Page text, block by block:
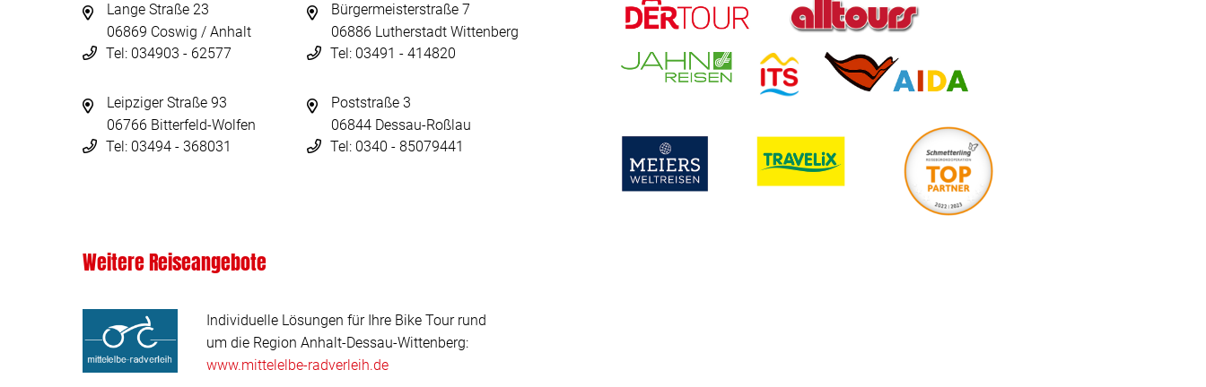
Lange Straße 23
06869 Coswig / Anhalt
Tel: 034903 - 62577
Bürgermeisterstraße 7
06886 Lutherstadt Wittenberg
Tel: 03491 - 414820
Leipziger Straße 93
06766 Bitterfeld-Wolfen
Tel: 03494 - 368031
Poststraße 3
06844 Dessau-Roßlau
Tel: 0340 - 85079441
Weitere Reiseangebote
Individuelle Lösungen für Ihre Bike Tour rund
um die Region Anhalt-Dessau-Wittenberg:
www.mittelelbe-radverleih.de